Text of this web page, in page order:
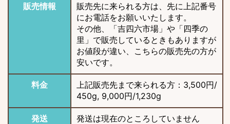
販売情報
販売先に来られる方は、先に上記番号
にお電話をお願いいたします。
その他、「吉四六市場」や「四季の
里」で販売しているときもありますが
お値段が違い、こちらの販売先の方が
安いです。
料金
上記販売先まで来られる方：3,500円/
450g, 9,000円/1,230g
発送 発送は現在のところしていません